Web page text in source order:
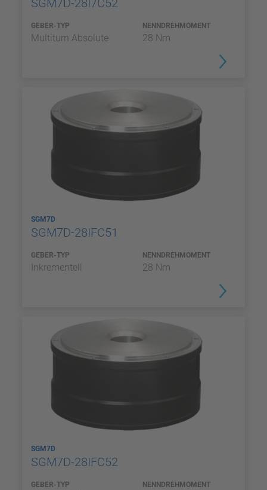
SGM7D-28I7C52
GEBER-TYP
Multiturn Absolute
NENNDREHMOMENT
28 Nm
SGM7D
SGM7D-28IFC51
GEBER-TYP
Inkrementell
NENNDREHMOMENT
28 Nm
SGM7D
SGM7D-28IFC52
GEBER-TYP NENNDREHMOMENT